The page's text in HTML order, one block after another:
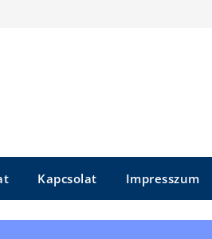
Kapcsolat Impresszum